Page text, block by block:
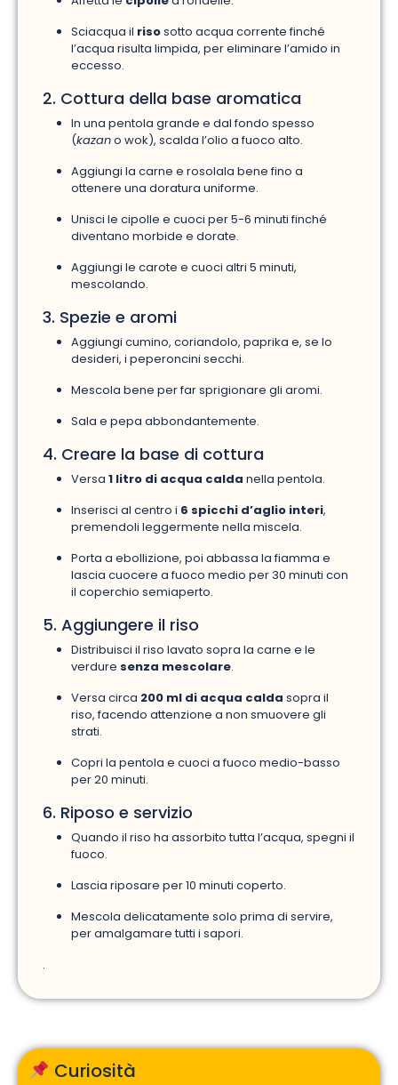
Sciacqua il risosotto acqua corrente finché
l’acqua risulta limpida, per eliminare l’amido in
eccesso.
2. Cottura della base aromatica
In una pentola grande e dal fondo spesso
(kazano wok), scalda l’olio a fuoco alto.
Aggiungi la carne e rosolala bene fino a
ottenere una doratura uniforme.
Unisci le cipolle e cuoci per 5-6 minuti finché
diventano morbide e dorate.
Aggiungi le carote e cuoci altri 5 minuti,
mescolando.
3. Spezie e aromi
Aggiungi cumino, coriandolo, paprika e, se lo
desideri, i peperoncini secchi.
Mescola bene per far sprigionare gli aromi.
Sala e pepa abbondantemente.
4. Creare la base di cottura
Versa1 litro di acqua calda nella pentola.
Inserisci al centro i 6 spicchi d’aglio interi,
premendoli leggermente nella miscela.
Porta a ebollizione, poi abbassa la fiamma e
lascia cuocere a fuoco medio per 30 minuti con
il coperchio semiaperto.
5. Aggiungere il riso
Distribuisci il riso lavato sopra la carne e le
verdure senza mescolare.
Versa circa 200 ml di acqua calda sopra il
riso, facendo attenzione a non smuovere gli
strati.
Copri la pentola e cuoci a fuoco medio-basso
per 20 minuti.
6. Riposo e servizio
Quando il riso ha assorbito tutta l’acqua, spegni il
fuoco.
Lascia riposare per 10 minuti coperto.
Mescola delicatamente solo prima di servire,
per amalgamare tutti i sapori.
.
Curiosità